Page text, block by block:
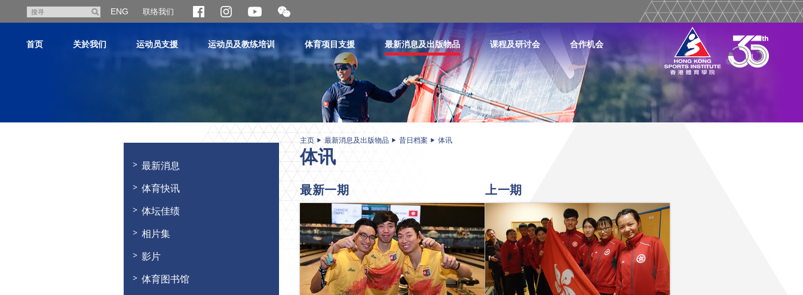
寻
ENG 联络我们
开
合
维
首页 关於我们 运动员支援 运动员及教练培训 体育项目支援 最新消息及出版物品 课程及研讨会 合作机会
最新消息
体育快讯
体坛佳绩
相片集
影片
体育图书馆
主页 最新消息及出版物品 昔日档案 体讯
体讯
最新一期 上一期